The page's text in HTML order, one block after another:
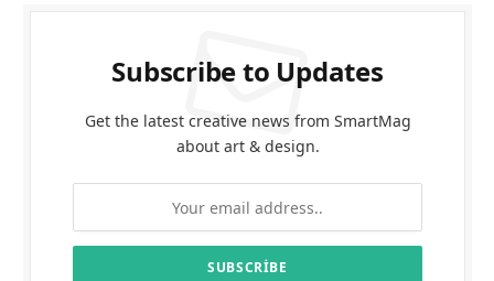
Subscribe to Updates
Get the latest creative news from SmartMag
about art & design.